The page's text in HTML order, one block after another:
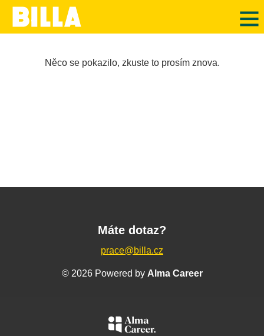
Něco se pokazilo, zkuste to prosím znova.
Máte dotaz?
prace@billa.cz
© 2026 Powered by Alma Career